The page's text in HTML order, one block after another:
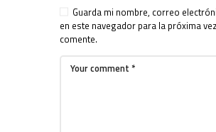
Guarda mi nombre, correo
en este navegador para la próxima
comente.